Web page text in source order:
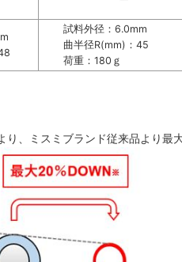
試料外径：6.0mm
曲半径R(mm)：45
荷重：180ｇ
り、ミスミブランド従来品より最